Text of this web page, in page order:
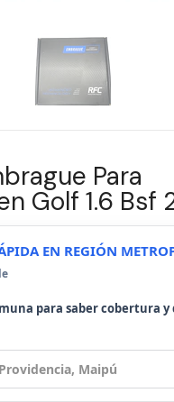
Para
Golf 1.6 Bsf
EN REGIÓN
para saber cobertura y